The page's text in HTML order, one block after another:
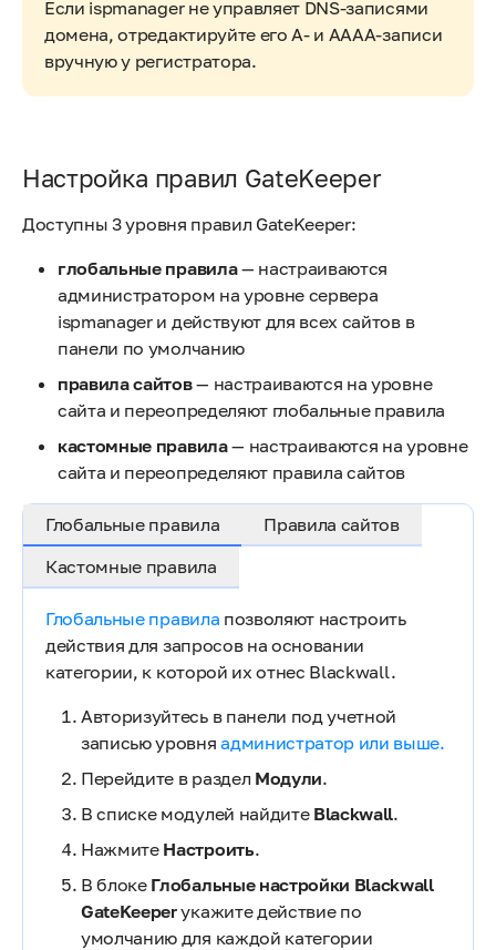
Если ispmanager не управляет DNS-записями
домена, отредактируйте его A- и AAAA-записи
вручную у регистратора.
Настройка правил GateKeeper
Доступны 3 уровня правил GateKeeper:
глобальные правила— настраиваются
администратором на уровне сервера
ispmanager и действуют для всех сайтов в
панели по умолчанию
правила сайтов— настраиваются на уровне
сайта и переопределяют глобальные правила
кастомные правила— настраиваются на уровне
сайта и переопределяют правила сайтов
Глобальные правила
Правила сайтов
Кастомные правила
Глобальные правила позволяют настроить
действия для запросов на основании
категории, к которой их отнес Blackwall.
Авторизуйтесь в панели под учетной
записью уровня администратор или выше.
Перейдите в раздел Модули.
В списке модулей найдите Blackwall.
Нажмите Настроить.
В блоке Глобальные настройки Blackwall
GateKeeperукажите действие по
умолчанию для каждой категории